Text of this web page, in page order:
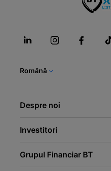
a
Română
Despre noi
Investitori
Grupul Financiar BT